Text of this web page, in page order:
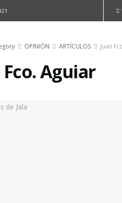
OPINIÓN ARTÍCULOS Juan
Fco. Aguiar